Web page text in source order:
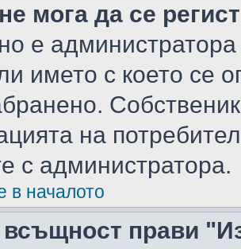
мога да се
е
името с което се
на
с администратора.
в началото
всъщност прави